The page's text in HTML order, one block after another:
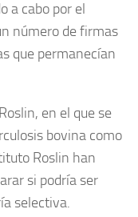
a cabo por el
número de firmas
que permanecían
en el que se
bovina como
Roslin han
si podría ser
selectiva.